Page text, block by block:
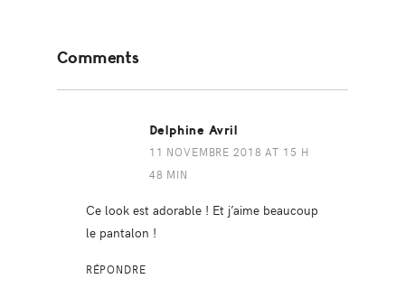
Interactions
Comments
Delphine Avril
11 NOVEMBRE 2018 AT 15 H
48 MIN
Ce look est adorable ! Et j’aime beaucoup
le pantalon !
RÉPONDRE